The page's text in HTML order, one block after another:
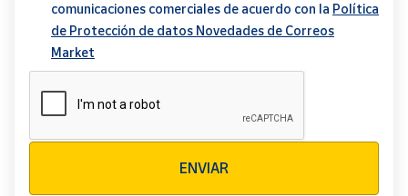
comunicaciones comerciales de acuerdo con la Política
de Protección de datos Novedades de Correos
Market
ENVIAR